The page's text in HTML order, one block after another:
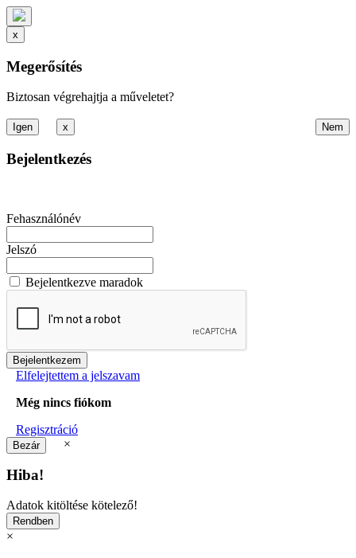
x
Megerősítés
Biztosan végrehajtja a műveletet?
x
Bejelentkezés
Fehasználónév
Jelszó
Bejelentkezve maradok
Elfelejtettem a jelszavam
Még nincs fiókom
Regisztráció
×
Hiba!
Adatok kitöltése kötelező!
×